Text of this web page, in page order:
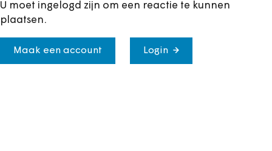
U moet ingelogd zijn om een reactie te kunnen
plaatsen.
Maak een account Login